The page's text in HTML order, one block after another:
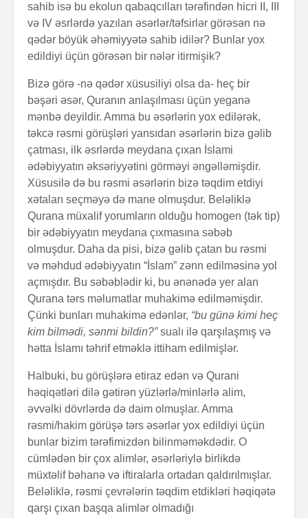
sahib isə bu ekolun qabaqcılları tərəfindən hicri II, III
və IV əsrlərdə yazılan əsərlər/təfsirlər görəsən nə
qədər böyük əhəmiyyətə sahib idilər? Bunlar yox
edildiyi üçün görəsən bir nələr itirmişik?
Bizə görə -nə qədər xüsusiliyi olsa da- heç bir
bəşəri əsər, Quranın anlaşılması üçün yeganə
mənbə deyildir. Amma bu əsərlərin yox edilərək,
təkcə rəsmi görüşləri yansıdan əsərlərin bizə gəlib
çatması, ilk əsrlərdə meydana çıxan İslami
ədəbiyyatın əksəriyyətini görməyi əngəlləmişdir.
Xüsusilə də bu rəsmi əsərlərin bizə təqdim etdiyi
xətaları seçməyə də mane olmuşdur. Beləliklə
Qurana müxalif yorumların olduğu homogen (tək tip)
bir ədəbiyyatın meydana çıxmasına səbəb
olmuşdur. Daha da pisi, bizə gəlib çatan bu rəsmi
və məhdud ədəbiyyatın “İslam” zənn edilməsinə yol
açmışdır. Bu səbəblədir ki, bu ənənədə yer alan
Qurana tərs məlumatlar muhakimə edilməmişdir.
Çünki bunları muhakimə edənlər, “bu günə kimi heç
kim bilmədi, sənmi bildin?”sualı ilə qarşılaşmış və
hətta İslamı təhrif etməklə ittiham edilmişlər.
Halbuki, bu görüşlərə etiraz edən və Qurani
həqiqətləri dilə gətirən yüzlərlə/minlərlə alim,
əvvəlki dövrlərdə də daim olmuşlar. Amma
rəsmi/hakim görüşə tərs əsərlər yox edildiyi üçün
bunlar bizim tərəfimizdən bilinməməkdədir. O
cümlədən bir çox alimlər, əsərləriylə birlikdə
müxtəlif bəhanə və iftiralarla ortadan qaldırılmışlar.
Beləliklə, rəsmi çevrələrin təqdim etdikləri həqiqətə
qarşı çıxan başqa alimlər olmadığı